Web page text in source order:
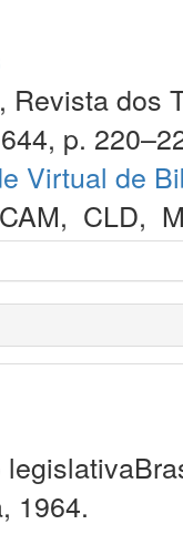
dos
p.
Virtual de
CAM, CLD,
1964.